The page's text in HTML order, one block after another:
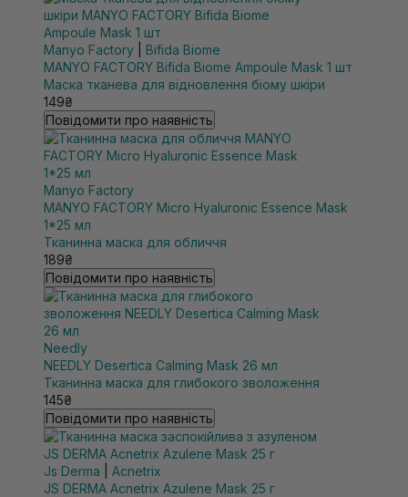
Manyo Factory
Bifida Biome
MANYO FACTORY Bifida Biome Ampoule Mask 1 шт
Маска тканева для відновлення біому шкіри
149₴
Повідомити про наявність
Manyo Factory
MANYO FACTORY Micro Hyaluronic Essence Mask
1*25 мл
Тканинна маска для обличчя
189₴
Повідомити про наявність
Needly
NEEDLY Desertica Calming Mask 26 мл
Тканинна маска для глибокого зволоження
145₴
Повідомити про наявність
Js Derma
Acnetrix
JS DERMA Acnetrix Azulene Mask 25 г